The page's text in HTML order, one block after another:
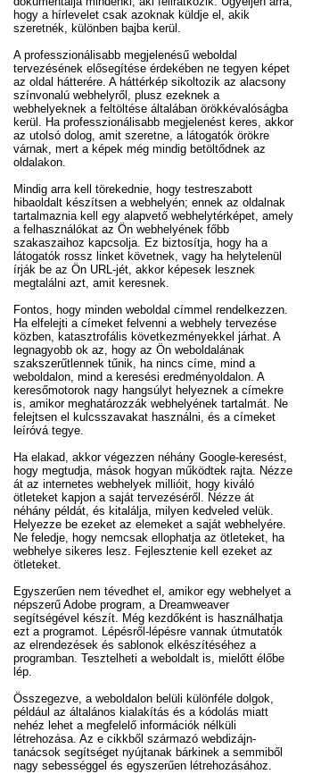
hogy a hírlevelet csak azoknak küldje el, akik
szeretnék, különben bajba kerül.
A professzionálisabb megjelenésű weboldal
tervezésének elősegítése érdekében ne tegyen képet
az oldal hátterére. A háttérkép sikoltozik az alacsony
színvonalú webhelyről, plusz ezeknek a
webhelyeknek a feltöltése általában örökkévalóságba
kerül. Ha professzionálisabb megjelenést keres, akkor
az utolsó dolog, amit szeretne, a látogatók örökre
várnak, mert a képek még mindig betöltődnek az
oldalakon.
Mindig arra kell törekednie, hogy testreszabott
hibaoldalt készítsen a webhelyén; ennek az oldalnak
tartalmaznia kell egy alapvető webhelytérképet, amely
a felhasználókat az Ön webhelyének főbb
szakaszaihoz kapcsolja. Ez biztosítja, hogy ha a
látogatók rossz linket követnek, vagy ha helytelenül
írják be az Ön URL-jét, akkor képesek lesznek
megtalálni azt, amit keresnek.
Fontos, hogy minden weboldal címmel rendelkezzen.
Ha elfelejti a címeket felvenni a webhely tervezése
közben, katasztrofális következményekkel járhat. A
legnagyobb ok az, hogy az Ön weboldalának
szakszerűtlennek tűnik, ha nincs címe, mind a
weboldalon, mind a keresési eredményoldalon. A
keresőmotorok nagy hangsúlyt helyeznek a címekre
is, amikor meghatározzák webhelyének tartalmát. Ne
felejtsen el kulcsszavakat használni, és a címeket
leíróvá tegye.
Ha elakad, akkor végezzen néhány Google-keresést,
hogy megtudja, mások hogyan működtek rajta. Nézze
át az internetes webhelyek millióit, hogy kiváló
ötleteket kapjon a saját tervezéséről. Nézze át
néhány példát, és kitalálja, milyen kedveled velük.
Helyezze be ezeket az elemeket a saját webhelyére.
Ne feledje, hogy nemcsak ellophatja az ötleteket, ha
webhelye sikeres lesz. Fejlesztenie kell ezeket az
ötleteket.
Egyszerűen nem tévedhet el, amikor egy webhelyet a
népszerű Adobe program, a Dreamweaver
segítségével készít. Még kezdőként is használhatja
ezt a programot. Lépésről-lépésre vannak útmutatók
az elrendezések és sablonok elkészítéséhez a
programban. Tesztelheti a weboldalt is, mielőtt élőbe
lép.
Összegezve, a weboldalon belüli különféle dolgok,
például az általános kialakítás és a kódolás miatt
nehéz lehet a megfelelő információk nélküli
létrehozása. Az e cikkből származó webdizájn-
tanácsok segítséget nyújtanak bárkinek a semmiből
nagy sebességgel és egyszerűen létrehozásához.